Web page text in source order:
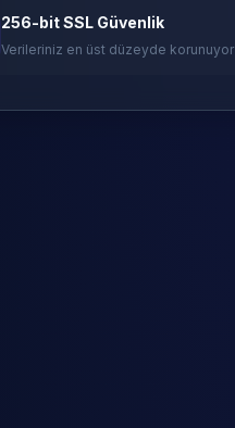
256-bit SSL Güvenlik
Verileriniz en üst düzeyde korunuyor